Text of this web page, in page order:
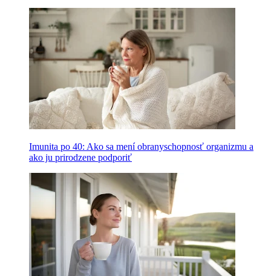
Imunita po 40: Ako sa mení obranyschopnosť organizmu a
ako ju prirodzene podporiť